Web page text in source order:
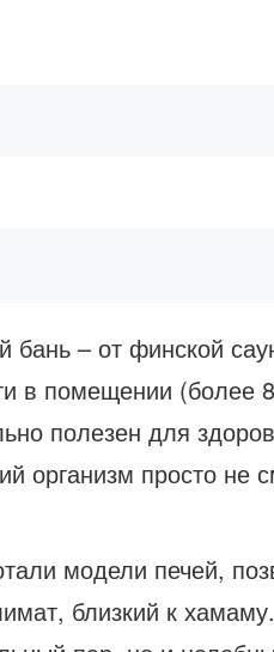
– от финской
в помещении (более
полезен для
организм просто не
модели печей,
близкий к